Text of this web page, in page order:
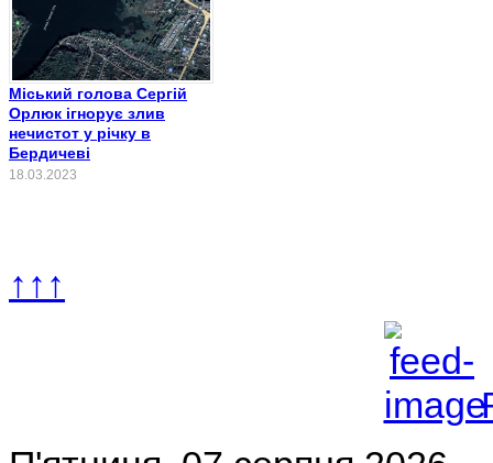
Міський голова Сергій
Орлюк ігнорує злив
нечистот у річку в
Бердичеві
18.03.2023
↑↑↑